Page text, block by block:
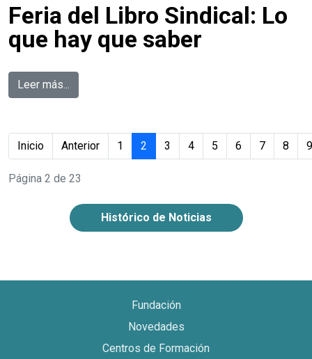
Feria del Libro Sindical: Lo
que hay que saber
Leer más...
Inicio Anterior 1 2 3 4 5 6 7 8 9
Página 2 de 23
Histórico de Noticias
Fundación
Novedades
Centros de Formación